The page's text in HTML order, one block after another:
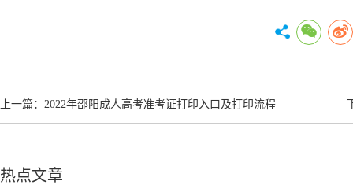
上一篇： 2022年邵阳成人高考准考证打印入口及打印流程
热点文章